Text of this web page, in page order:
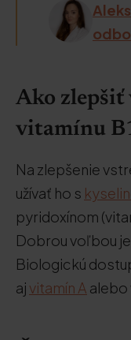
Ako zlepšiť
vitamínu
Na zlepšenie
užívať ho s
pyridoxínom
Dobrou voľbou
Biologickú
aj vitamín A alebo